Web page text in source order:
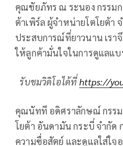
คุณชัยภัทร ณ ระนอง กรรม
ต้าเพิร์ล ผู้จำหน่ายโตโยต้า
ประสบการณ์ที่ยาวนาน เรา
ให้ลูกค้ามั่นใจในการดูแลแบ
รับชมวิดิโอได้ที่https://
คุณนัทที อดิศราลักษณ์ กรรม
โยต้า อันดามัน กระบี่ จำกัด
ความซื่อสัตย์ และดูแลใส่ใจ